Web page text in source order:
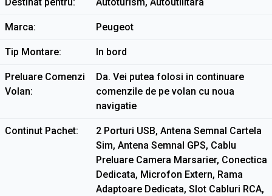
Destinat pentru Autoturism, Autoutilitara
Marca Peugeot
Tip Montare In bord
Preluare Comenzi
Volan
Da. Vei putea folosi in continuare
comenzile de pe volan cu noua
navigatie
Continut Pachet
2 Porturi USB, Antena Semnal Cartela
Sim, Antena Semnal GPS, Cablu
Preluare Camera Marsarier, Conectica
Dedicata, Microfon Extern, Rama
Adaptoare Dedicata, Slot Cabluri RCA,